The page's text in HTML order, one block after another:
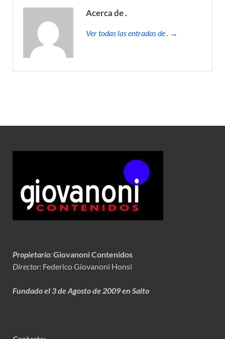
Acerca de .
Ver todas las entradas de . →
Propietario:Giovanoni Contenidos
Director: Federico Giovanoni Honsi
Fundado el 3 de Agosto de 2009 en Salto